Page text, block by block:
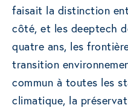
faisait la distinction
côté, et les deeptech
quatre ans, les
transition
commun à toutes les
climatique, la